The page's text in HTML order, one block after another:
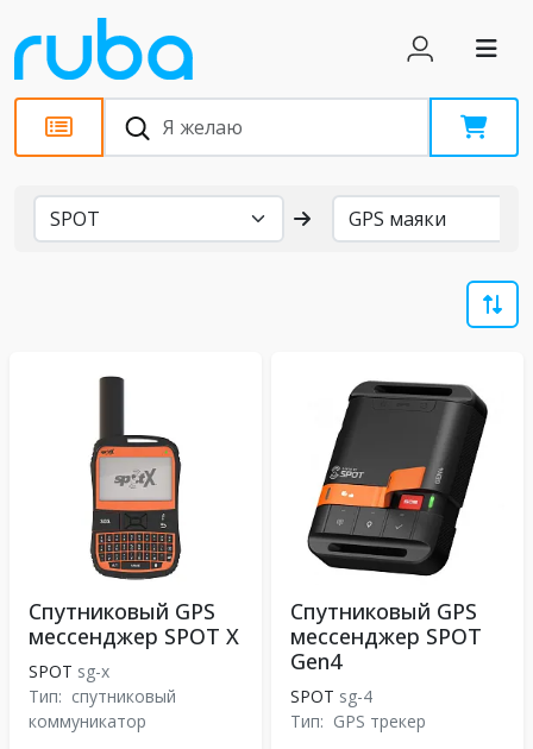
Бренды
Спутниковый GPS
мессенджер SPOT X
SPOT sg-x
Тип: спутниковый
коммуникатор
Спутниковый GPS
мессенджер SPOT
Gen4
SPOT sg-4
Тип: GPS трекер